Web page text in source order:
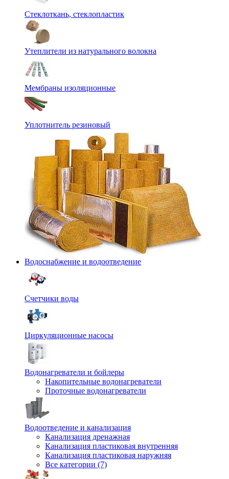
Стеклоткань, стеклопластик
Утеплители из натурального волокна
Мембраны изоляционные
Уплотнитель резиновый
Водоснабжение и водоотведение
Счетчики воды
Циркуляционные насосы
Водонагреватели и бойлеры
Накопительные водонагреватели
Проточные водонагреватели
Водоотведение и канализация
Канализация дренажная
Канализация пластиковая внутренняя
Канализация пластиковая наружняя
Все категории (7)